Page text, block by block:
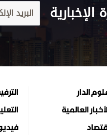
الإخبارية
الدار
العالمية